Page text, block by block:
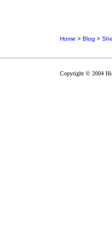
Home > Blog >
Copyright © 2004